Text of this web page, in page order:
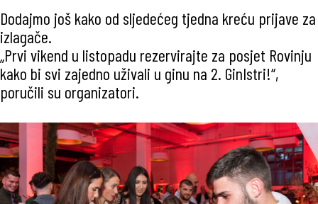
Dodajmo još kako od sljedećeg tjedna kreću prijave za
izlagače.
„Prvi vikend u listopadu rezervirajte za posjet Rovinju
kako bi svi zajedno uživali u ginu na 2. GinIstri!“,
poručili su organizatori.